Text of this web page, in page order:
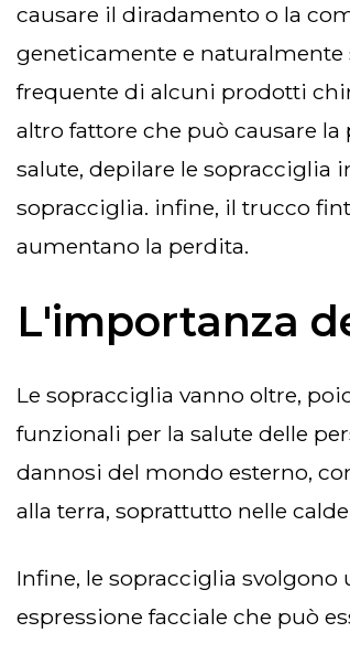
causare il diradamento o la
geneticamente e naturalmente
frequente di alcuni prodotti
altro fattore che può causare
salute, depilare le sopracciglia
sopracciglia. infine, il trucco
aumentano la perdita.
L'importanza
le sopracciglia vanno oltre, poiché non solo completano l'estetica fisica complessiva di una persona, ma svolgono anche importanti ruoli
funzionali per la salute delle
dannosi del mondo esterno,
alla terra, soprattutto nelle
infine, le sopracciglia svolgono un ruolo molto importante nel tradurre le emozioni delle persone, poiché sono una forma di gesto ed
espressione facciale che può